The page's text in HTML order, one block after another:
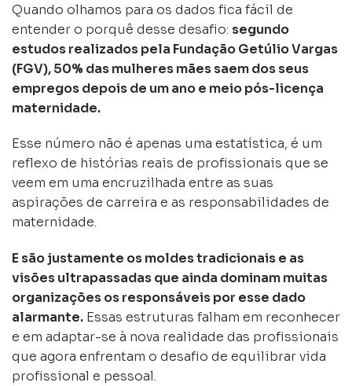
Quando olhamos para os dados fica fácil de
entender o porquê desse desafio: segundo
estudos realizados pela Fundação Getúlio Vargas
(FGV), 50% das mulheres mães saem dos seus
empregos depois de um ano e meio pós-licença
maternidade.
Esse número não é apenas uma estatística, é um
reflexo de histórias reais de profissionais que se
veem em uma encruzilhada entre as suas
aspirações de carreira e as responsabilidades de
maternidade.
E são justamente os moldes tradicionais e as
visões ultrapassadas que ainda dominam muitas
organizações os responsáveis por esse dado
alarmante. Essas estruturas falham em reconhecer
e em adaptar-se à nova realidade das profissionais
que agora enfrentam o desafio de equilibrar vida
profissional e pessoal.